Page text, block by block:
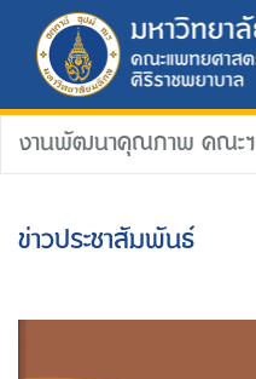
งานพัฒนาคุณภาพ คณะฯ
ข่าวประชาสัมพันธ์